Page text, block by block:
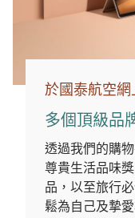
於國泰航空網
多個頂級品
透過我們的購
尊貴生活品味
品，以至旅行
鬆為自己及摯